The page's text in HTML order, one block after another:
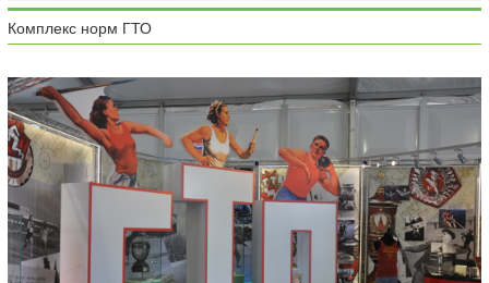
Комплекс норм ГТО